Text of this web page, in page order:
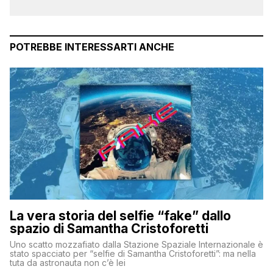
POTREBBE INTERESSARTI ANCHE
La vera storia del selfie “fake” dallo
spazio di Samantha Cristoforetti
Uno scatto mozzafiato dalla Stazione Spaziale Internazionale è
stato spacciato per “selfie di Samantha Cristoforetti”: ma nella
tuta da astronauta non c’è lei